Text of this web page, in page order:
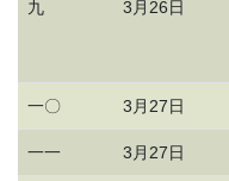
九 3月26日
一〇 3月27日
一一 3月27日